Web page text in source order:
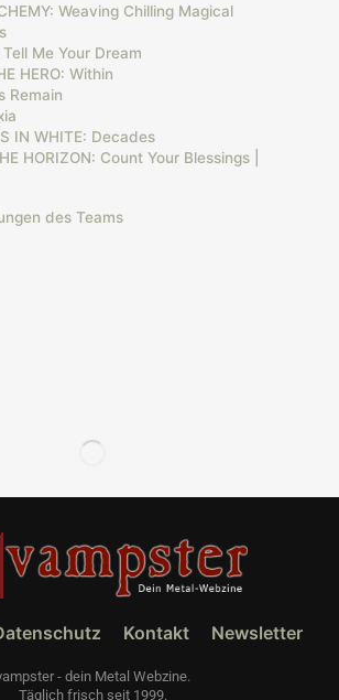
Weaving Chilling Magical
Tell Me Your Dream
HERO: Within
Remain
IN WHITE: Decades
HORIZON: Count Your Blessings |
des Teams
Kontakt Newsletter
- dein Metal Webzine.
Täglich frisch seit 1999.